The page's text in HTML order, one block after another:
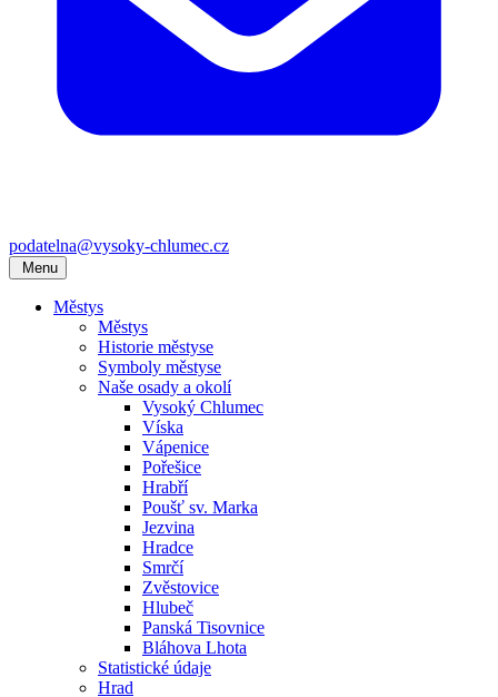
podatelna@vysoky-chlumec.cz
Menu
Městys
Městys
Historie městyse
Symboly městyse
Naše osady a okolí
Vysoký Chlumec
Víska
Vápenice
Pořešice
Hrabří
Poušť sv. Marka
Jezvina
Hradce
Smrčí
Zvěstovice
Hlubeč
Panská Tisovnice
Bláhova Lhota
Statistické údaje
Hrad